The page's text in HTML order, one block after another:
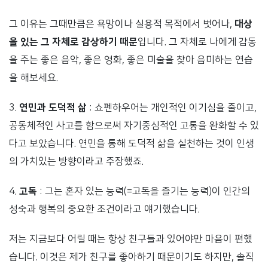
그 이유는 그때만큼은 욕망이나 실용적 목적에서 벗어나, 대상
을 있는 그 자체로 감상하기 때문입니다. 그 자체로 나에게 감동
을 주는 좋은 음악, 좋은 영화, 좋은 미술을 찾아 음미하는 연습
을 해보세요.
3. 연민과 도덕적 삶 : 쇼펜하우어는 개인적인 이기심을 줄이고,
공동체적인 사고를 함으로써 자기중심적인 고통을 완화할 수 있
다고 보았습니다. 연민을 통해 도덕적 삶을 실천하는 것이 인생
의 가치있는 방향이라고 주장했죠.
4. 고독 : 그는 혼자 있는 능력(=고독을 즐기는 능력)이 인간의
성숙과 행복의 중요한 조건이라고 얘기했습니다.
저는 지금보다 어릴 때는 항상 친구들과 있어야만 마음이 편했
습니다. 이것은 제가 친구를 좋아하기 때문이기도 하지만, 솔직